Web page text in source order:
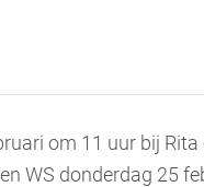
om 11 uur bij
WS donderdag 25